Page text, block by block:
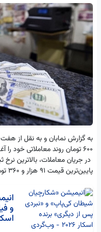
به گزارش نمابان و به نقل از
۶۰۰ تومان روند معاملاتی خود را آغاز خواهد کرد.
پایین‌ترین قیمت ۹۱ هزار و ۳۶۰ تومان بود.
و
اسکار